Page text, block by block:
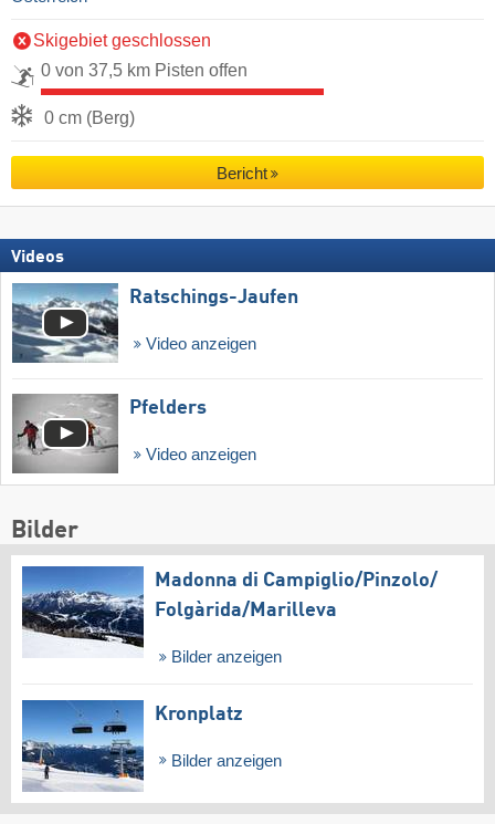
Skigebiet geschlossen
0 von 37,5 km Pisten offen
0 cm (Berg)
Bericht
Videos
Ratschings-Jaufen
Video anzeigen
Pfelders
Video anzeigen
Bilder
Madonna di Campiglio/​Pinzolo/​
Folgàrida/​Marilleva
Bilder anzeigen
Kronplatz
Bilder anzeigen